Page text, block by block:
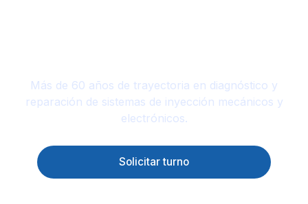
Más de 60 años de trayectoria en diagnóstico y
reparación de sistemas de inyección mecánicos y
electrónicos.
Solicitar turno